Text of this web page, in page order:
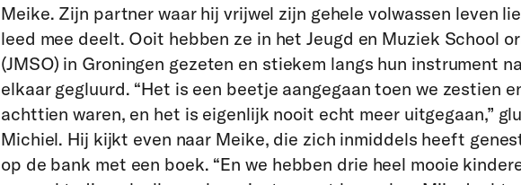
Meike. Zijn partner waar hij vrijwel zijn gehele volwassen leven
leed mee deelt. Ooit hebben ze in het Jeugd en Muziek School
(JMSO) in Groningen gezeten en stiekem langs hun instrument
elkaar gegluurd. “Het is een beetje aangegaan toen we zestien
achttien waren, en het is eigenlijk nooit echt meer uitgegaan,”
Michiel. Hij kijkt even naar Meike, die zich inmiddels heeft
op de bank met een boek. “En we hebben drie heel mooie